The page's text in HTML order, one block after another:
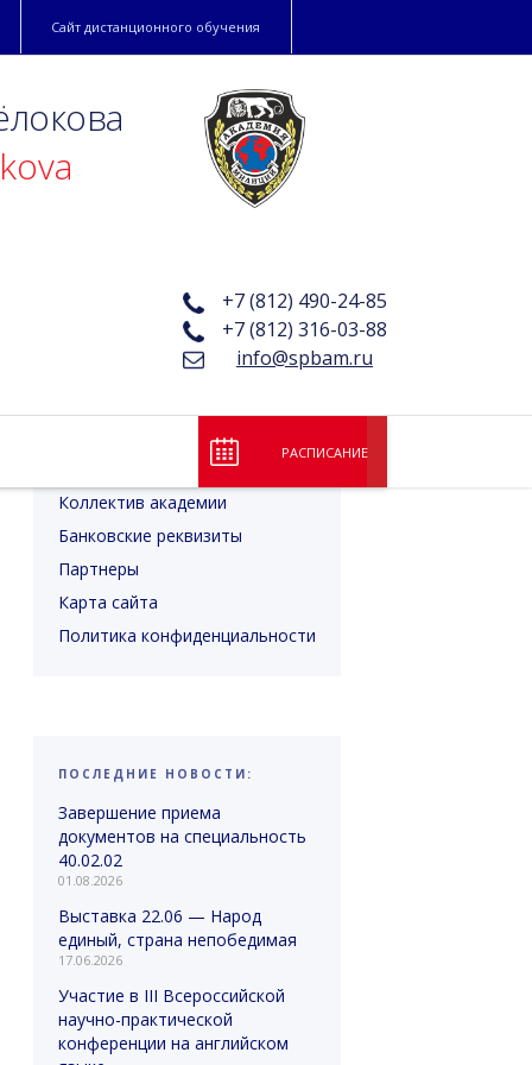
Сайт дистанционного обучения
+7 (812) 490-24-85
+7 (812) 316-03-88
info@spbam.ru
РАСПИСАНИЕ
Лицензия и аккредитация
Коллектив академии
Банковские реквизиты
Партнеры
Карта сайта
Политика конфиденциальности
ПОСЛЕДНИЕ НОВОСТИ:
Завершение приема
документов на специальность
40.02.02
01.08.2026
Выставка 22.06 — Народ
единый, страна непобедимая
17.06.2026
Участие в III Всероссийской
научно-практической
конференции на английском